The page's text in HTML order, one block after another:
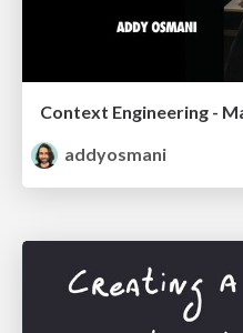
Context Engineering -
addyosmani